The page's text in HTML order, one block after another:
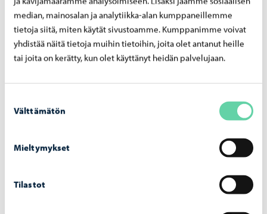
median, mainosalan ja analytiikka-alan kumppaneillemme
tietoja siitä, miten käytät sivustoamme. Kumppanimme voivat
yhdistää näitä tietoja muihin tietoihin, joita olet antanut heille
tai joita on kerätty, kun olet käyttänyt heidän palvelujaan.
valinta
Välttämätön
Mieltymykset
Tilastot
liikkumiselle.”
Lisätään sanat “läpinäkyvyyteen sekä” virkkeeseen:
“Samalla huolehdimme, että kaupungin toiminta ja
päätöksenteko perustuu läpinäkyvyyteen sekä hyvän
vuorovaikutus alle uusi kappale seuraavasti:
viihtyisyyttä. Haluamme, että sama myönteinen
kokemus näkyy myös kaupungin palveluissa ja
asukas saa luotettavaa, selkeää ja yhdenvertaista